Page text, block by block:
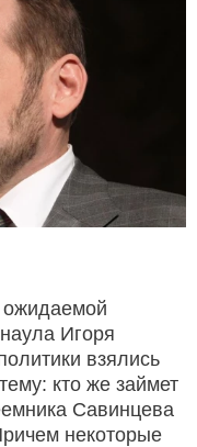
Игоря
взялись
кто же займет
Савинцева
некоторые